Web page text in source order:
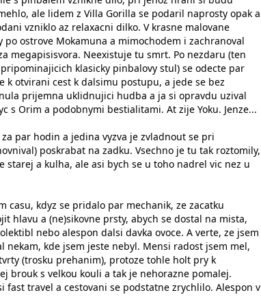
ale lidem z Villa Gorilla se podaril naprosty opak a
vzniklo az relaxacni dilko. V krasne malovane
ostrove Mokamuna a mimochodem i zachranoval
megapisisvora. Neexistuje tu smrt. Po nezdaru (ten
klasicky pinbalovy stul) se odecte par
k otvirani cest k dalsimu postupu, a jede se bez
prijemna uklidnujici hudba a ja si opravdu uzival
s Orim a podobnymi bestialitami. At zije Yoku. Jenze...
par hodin a jedina vyzva je zvladnout se pri
poskrabat na zadku. Vsechno je tu tak roztomily,
starej a kulha, ale asi bych se u toho nadrel vic nez u
casu, kdyz se pridalo par mechanik, ze zacatku
hlavu a (ne)sikovne prsty, abych se dostal na mista,
nebo alespon dalsi davka ovoce. A verte, ze jsem
nekam, kde jsem jeste nebyl. Mensi radost jsem mel,
(trosku prehanim), protoze tohle holt pry k
brouk s velkou kouli a tak je nehorazne pomalej.
fast travel a cestovani se podstatne zrychlilo. Alespon v